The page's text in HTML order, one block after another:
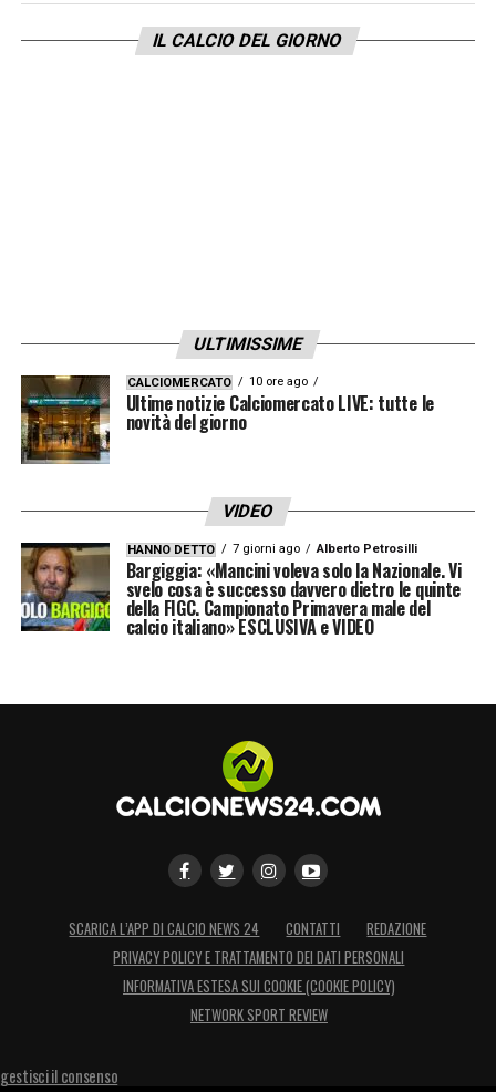
IL CALCIO DEL GIORNO
ULTIMISSIME
CALCIOMERCATO 10 ore ago
Ultime notizie Calciomercato LIVE: tutte le
novità del giorno
VIDEO
HANNO DETTO 7 giorni ago Alberto Petrosilli
Bargiggia: «Mancini voleva solo la Nazionale. Vi
svelo cosa è successo davvero dietro le quinte
della FIGC. Campionato Primavera male del
calcio italiano» ESCLUSIVA e VIDEO
SCARICA L’APP DI CALCIO NEWS 24 CONTATTI
REDAZIONE
PRIVACY POLICY E TRATTAMENTO DEI DATI PERSONALI
INFORMATIVA ESTESA SUI COOKIE (COOKIE POLICY)
NETWORK SPORT REVIEW
gestisci il consenso